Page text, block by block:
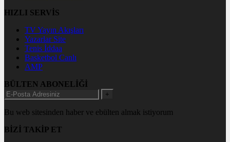
HIZLI SERVİS
TV Yayın Akışları
Yazarlar Site
Tenis İddaa
Basketbol Canlı
AMP
BÜLTEN ABONELİĞİ
+
Bu web sitesinden haber ve ebülten almak istiyorum
BİZİ TAKİP ET